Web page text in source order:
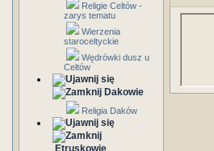
Religie Celtów -
zarys tematu
Wierzenia
staroceltyckie
Wędrówki dusz u
Celtów
Dakowie
Religia Daków
Etruskowie